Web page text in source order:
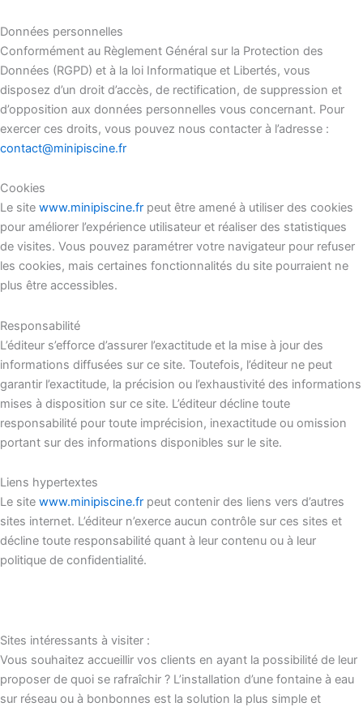
Données personnelles
Conformément au Règlement Général sur la Protection des
Données (RGPD) et à la loi Informatique et Libertés, vous
disposez d’un droit d’accès, de rectification, de suppression et
d’opposition aux données personnelles vous concernant. Pour
exercer ces droits, vous pouvez nous contacter à l’adresse :
contact@minipiscine.fr
Cookies
Le site www.minipiscine.fr peut être amené à utiliser des cookies
pour améliorer l’expérience utilisateur et réaliser des statistiques
de visites. Vous pouvez paramétrer votre navigateur pour refuser
les cookies, mais certaines fonctionnalités du site pourraient ne
plus être accessibles.
Responsabilité
L’éditeur s’efforce d’assurer l’exactitude et la mise à jour des
informations diffusées sur ce site. Toutefois, l’éditeur ne peut
garantir l’exactitude, la précision ou l’exhaustivité des informations
mises à disposition sur ce site. L’éditeur décline toute
responsabilité pour toute imprécision, inexactitude ou omission
portant sur des informations disponibles sur le site.
Liens hypertextes
Le site www.minipiscine.fr peut contenir des liens vers d’autres
sites internet. L’éditeur n’exerce aucun contrôle sur ces sites et
décline toute responsabilité quant à leur contenu ou à leur
politique de confidentialité.
Sites intéressants à visiter :
Vous souhaitez accueillir vos clients en ayant la possibilité de leur
proposer de quoi se rafraîchir ? L’installation d’une fontaine à eau
sur réseau ou à bonbonnes est la solution la plus simple et